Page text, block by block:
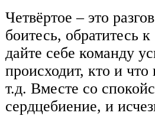
Четвёртое – это
боитесь, обратитесь
дайте себе команду
происходит, кто и что
т.д. Вместе со
сердцебиение, и